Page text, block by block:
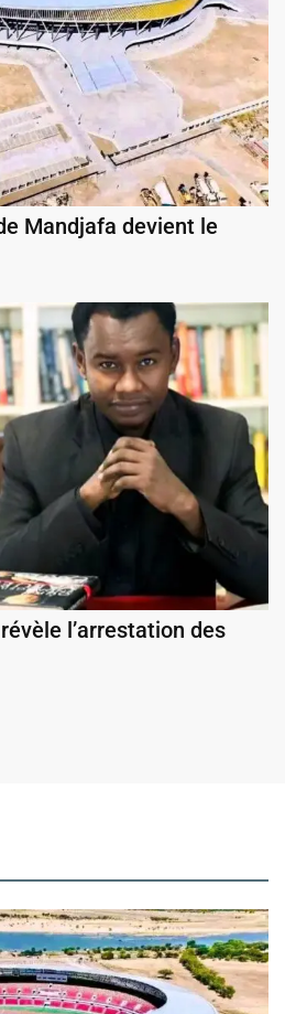
Mandjafa devient le
l’arrestation des